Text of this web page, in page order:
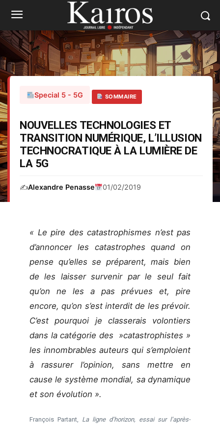
Special 5 - 5G SOMMAIRE
NOUVELLES TECHNOLOGIES ET
TRANSITION NUMÉRIQUE, L’ILLUSION
TECHNOCRATIQUE À LA LUMIÈRE DE
LA 5G
✍️Alexandre Penasse 01/02/2019
« Le pire des catastrophismes n’est pas
d’annoncer les catastrophes quand on
pense qu’elles se préparent, mais bien
de les laisser survenir par le seul fait
qu’on ne les a pas prévues et, pire
encore, qu’on s’est interdit de les prévoir.
C’est pourquoi je classerais volontiers
dans la catégorie des »catastrophistes »
les innombrables auteurs qui s’emploient
à rassurer l’opinion, sans mettre en
cause le système mondial, sa dynamique
et son évolution ».
François Partant, La ligne d’horizon, essai sur l’après-